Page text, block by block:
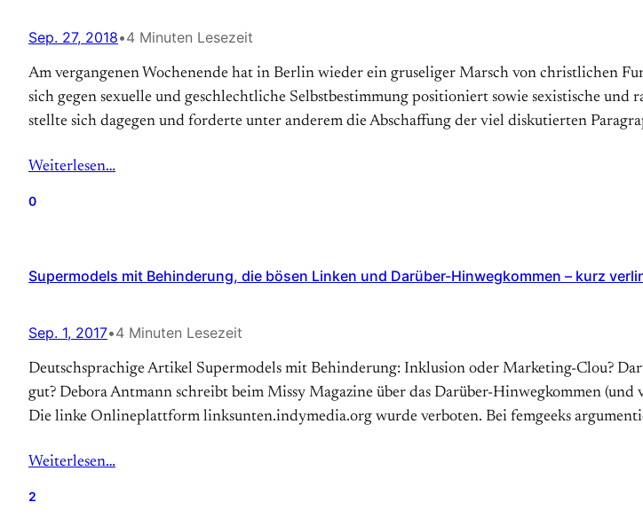
Sep. 27, 2018•4 Minuten Lesezeit
Am vergangenen Wochenende hat in Berlin wieder ein gruseliger Marsch von christlichen
sich gegen sexuelle und geschlechtliche Selbstbestimmung positioniert sowie sexistische
stellte sich dagegen und forderte unter anderem die Abschaffung der viel diskutierten
Weiterlesen…
0
Supermodels mit Behinderung, die bösen Linken und Darüber-Hinwegkommen – kurz
Sep. 1, 2017•4 Minuten Lesezeit
Deutschsprachige Artikel Supermodels mit Behinderung: Inklusion oder Marketing-Clou?
gut? Debora Antmann schreibt beim Missy Magazine über das Darüber-Hinwegkommen
Die linke Onlineplattform linksunten.indymedia.org wurde verboten. Bei femgeeks
Weiterlesen…
2